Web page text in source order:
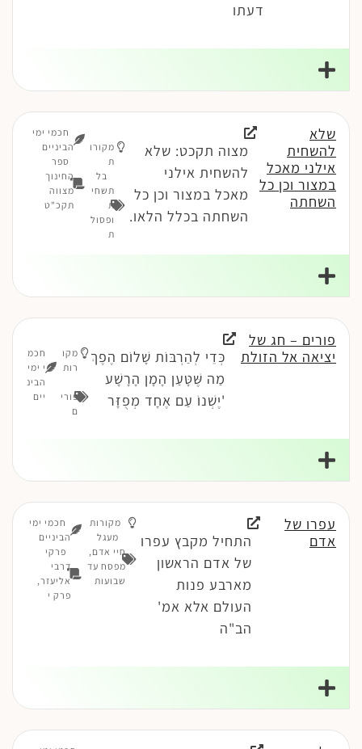
דעתו
שלא
להשחית
אילני מאכל
במצור וכן כל
השחתה
מצוה תקכט: שלא
להשחית אילני
מאכל במצור וכן כל
השחתה בכלל הלאו.
מקורו
ת
בל
תשחי
ת
ופסול
ת
חכמי ימי
הביניים
ספר
החינוך
מצווה
תקכ"ט
פורים – חג של
יציאה אל הזולת
כְּדֵי לְהַרְבּוֹת שָׁלוֹם הֶפֶךְ
מַה שֶּׁטָּעַן הָמָן הָרָשָׁע
'יֶשְׁנוֹ עַם אֶחָד מְפֻזָּר
מקו
רות
פורי
ם
חכמ
י ימי
הבינ
יים
עפרו של
אדם
התחיל מקבץ עפרו
של אדם הראשון
מארבע פנות
העולם אלא אמ'
הב"ה
מקורות
מעגל
חיי אדם,
מפסח עד
שבועות
חכמי ימי
הביניים
פרקי
דרבי
אליעזר,
פרק י